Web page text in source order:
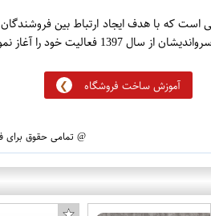
است که با هدف ایجاد ارتباط بین
خود را آغاز نموده است.
آموزش ساخت فروشگاه
@ تمامی حقوق برای